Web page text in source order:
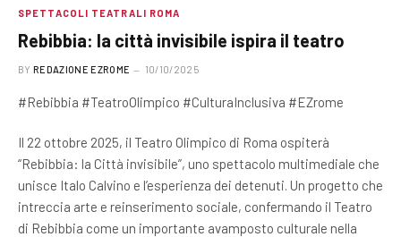
SPETTACOLI TEATRALI ROMA
Rebibbia: la città invisibile ispira il teatro
BY REDAZIONE EZROME 10/10/2025
#Rebibbia #TeatroOlimpico #CulturaInclusiva #EZrome
Il 22 ottobre 2025, il Teatro Olimpico di Roma ospiterà
“Rebibbia: la Città invisibile”, uno spettacolo multimediale che
unisce Italo Calvino e l’esperienza dei detenuti. Un progetto che
intreccia arte e reinserimento sociale, confermando il Teatro
di Rebibbia come un importante avamposto culturale nella